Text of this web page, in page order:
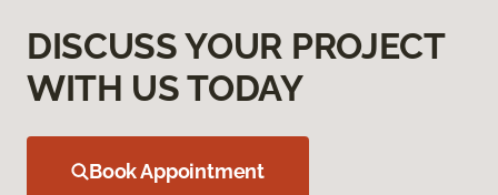
DISCUSS YOUR PROJECT
WITH US TODAY
Book Appointment